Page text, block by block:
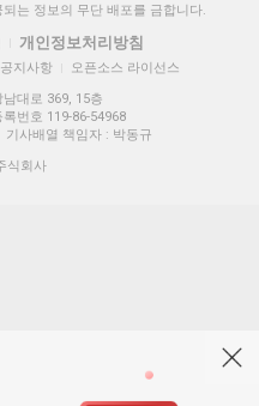
는 정보의 무단 배포를 금합니다.
개인정보처리방침
공지사항
오픈소스 라이선스
대로 369, 15층
록번호 119-86-54968
기사배열 책임자 : 박동규
식회사